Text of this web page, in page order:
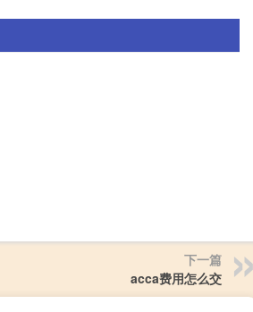
下一篇
acca费用怎么交